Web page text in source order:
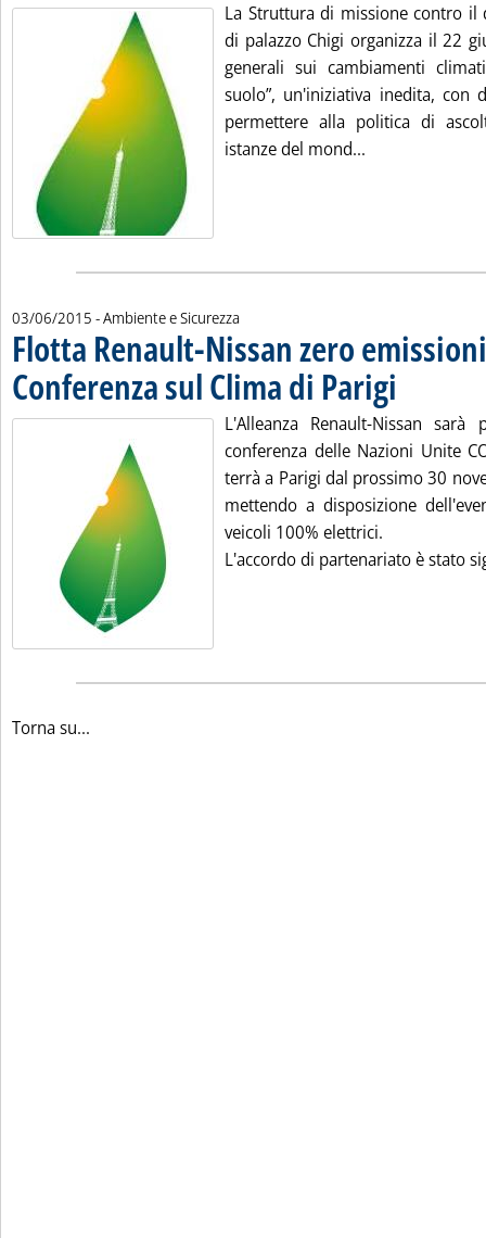
La Struttura di missione contro il
di palazzo Chigi organizza il 22
generali sui cambiamenti
suolo”, un'iniziativa inedita, con
permettere alla politica di
istanze del mond...
03/06/2015 - Ambiente e Sicurezza
Flotta Renault-Nissan zero
Conferenza sul Clima di Parigi
L'Alleanza Renault-Nissan
conferenza delle Nazioni Unite
terrà a Parigi dal prossimo 30
mettendo a disposizione
veicoli 100% elettrici.
L'accordo di partenariato è stato
Torna su...